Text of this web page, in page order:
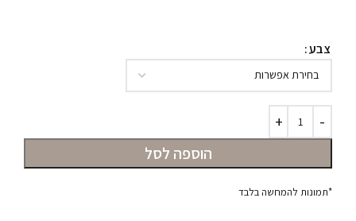
צבע
הוספה לסל
*תמונות להמחשה בלבד